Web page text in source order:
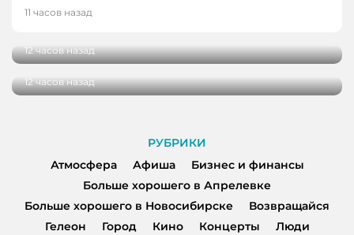
11 часов назад
В Кузбассе школы здоровья посетили более
12 часов назад
НОВОСТИ
поставки топлива для аграриев
12 часов назад
РУБРИКИ
Атмосфера
Афиша
Бизнес и финансы
Больше хорошего в Апрелевке
Больше хорошего в Новосибирске
Возвращайся
Гелеон
Город Кино Концерты
Люди